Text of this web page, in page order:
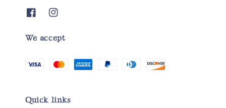
We accept
Quick links